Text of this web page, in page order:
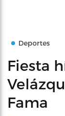
Deportes
Fiesta
Fama